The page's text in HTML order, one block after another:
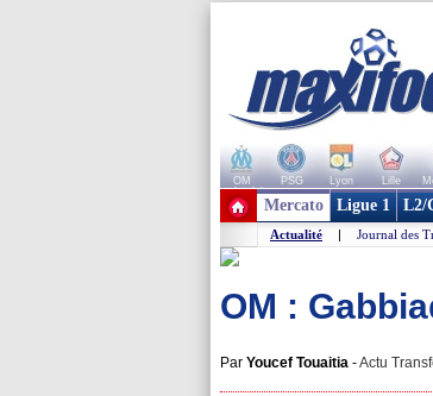
OM PSG Lyon Lille
+ de clubs
Mercato Ligue 1 L2/
Actualité | Journal des
OM :
Par Youcef Touaitia -Actu